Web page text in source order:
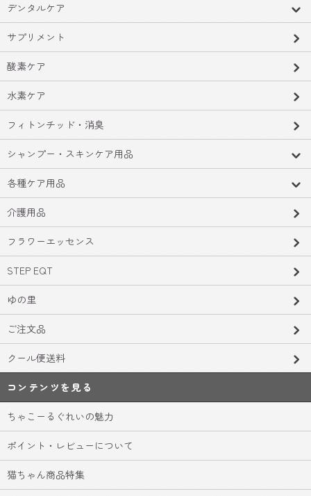
デンタルケア
サプリメント
酸素ケア
水素ケア
フィトンチッド・消臭
シャンプー・スキンケア用品
各種ケア用品
介護用品
フラワーエッセンス
STEP EQT
ゆの里
ご注文品
クール便送料
コンテンツを見る
ちゃこーるぐれいの魅力
ポイント・レビューについて
猫ちゃん商品特集